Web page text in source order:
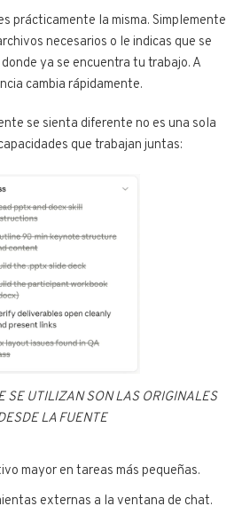
prácticamente la misma. Simplemente
necesarios o le indicas que se
ya se encuentra tu trabajo. A
cambia rápidamente.
se sienta diferente no es una sola
que trabajan juntas:
SE UTILIZAN SON LAS ORIGINALES
LA FUENTE
mayor en tareas más pequeñas.
externas a la ventana de chat.